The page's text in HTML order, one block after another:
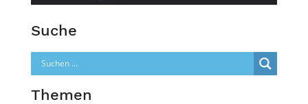
Suche
Themen